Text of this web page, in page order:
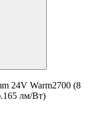
24V Warm2700 (8
лм/Вт)